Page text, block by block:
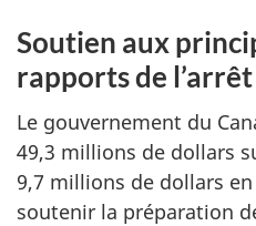
Soutien aux
rapports de l’arrêt
Le gouvernement du
49,3 millions de dollars
9,7 millions de dollars
soutenir la préparation